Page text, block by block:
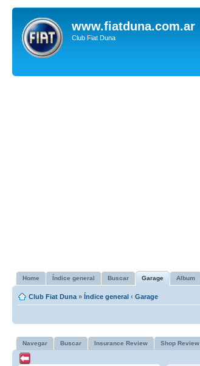
www.fiatduna.com.ar
Club Fiat Duna
Home Índice general Buscar Garage Album
Club Fiat Duna » Índice general ‹ Garage
Navegar Buscar Insurance Review Shop Review